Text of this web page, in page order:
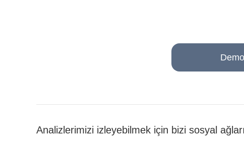
Analizlerimizi izleyebilmek için bizi sosyal